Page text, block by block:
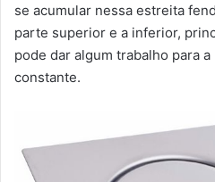
se acumular nessa estreita
parte superior e a inferior,
pode dar algum trabalho para
constante.